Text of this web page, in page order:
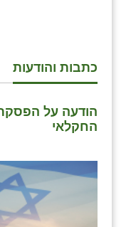
כתבות והודעות
הודעה על
החקלאי